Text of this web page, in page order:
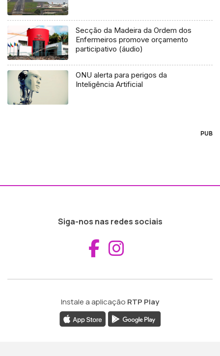
Secção da Madeira da Ordem dos
Enfermeiros promove orçamento
participativo (áudio)
ONU alerta para perigos da
Inteligência Artificial
PUB
Siga-nos nas redes sociais
Aceder ao
Instale a aplicação RTP Play